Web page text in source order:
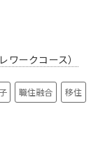
ークコース）
職住融合 移住